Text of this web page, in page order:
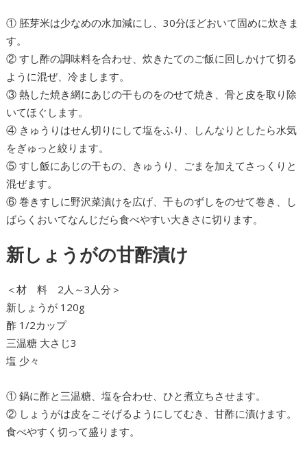
① 胚芽米は少なめの水加減にし、30分ほどおいて固めに炊きま
す。
② すし酢の調味料を合わせ、炊きたてのご飯に回しかけて切る
ように混ぜ、冷まします。
③ 熱した焼き網にあじの干ものをのせて焼き、骨と皮を取り除
いてほぐします。
④ きゅうりはせん切りにして塩をふり、しんなりとしたら水気
をぎゅっと絞ります。
⑤ すし飯にあじの干もの、きゅうり、ごまを加えてさっくりと
混ぜます。
⑥ 巻きすしに野沢菜漬けを広げ、干ものずしをのせて巻き、し
ばらくおいてなんじだら食べやすい大きさに切ります。
新しょうがの甘酢漬け
＜材 料 2人～3人分＞
新しょうが 120g
酢 1/2カップ
三温糖 大さじ3
塩 少々
① 鍋に酢と三温糖、塩を合わせ、ひと煮立ちさせます。
② しょうがは皮をこそげるようにしてむき、甘酢に漬けます。
食べやすく切って盛ります。